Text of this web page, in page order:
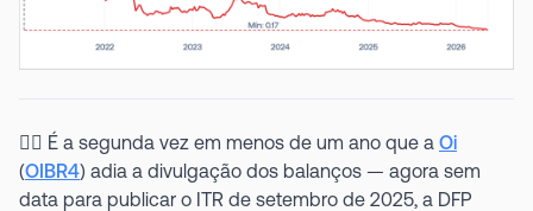
🤦‍♂️ É a segunda vez em menos de um ano que a Oi
(OIBR4) adia a divulgação dos balanços — agora sem
data para publicar o ITR de setembro de 2025, a DFP